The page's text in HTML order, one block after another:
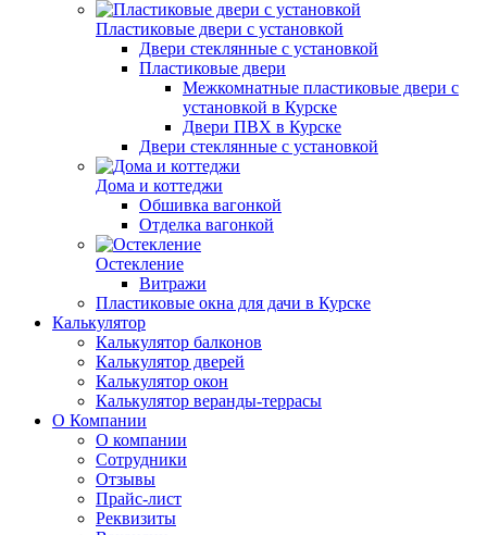
Пластиковые двери с установкой
Двери стеклянные с установкой
Пластиковые двери
Межкомнатные пластиковые двери с
установкой в Курске
Двери ПВХ в Курске
Двери стеклянные с установкой
Дома и коттеджи
Обшивка вагонкой
Отделка вагонкой
Остекление
Витражи
Пластиковые окна для дачи в Курске
Калькулятор
Калькулятор балконов
Калькулятор дверей
Калькулятор окон
Калькулятор веранды-террасы
О Компании
О компании
Сотрудники
Отзывы
Прайс-лист
Реквизиты